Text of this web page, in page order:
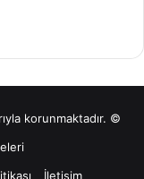
korunmaktadır. ©
İletişim